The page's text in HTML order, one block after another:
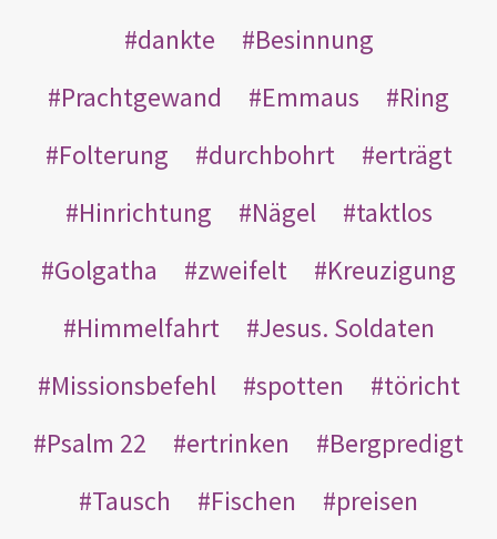
dankte
Besinnung
Prachtgewand
Emmaus
Ring
Folterung
durchbohrt
erträgt
Hinrichtung
Nägel
taktlos
Golgatha
zweifelt
Kreuzigung
Himmelfahrt
Jesus. Soldaten
Missionsbefehl
spotten
töricht
Psalm 22
ertrinken
Bergpredigt
Tausch
Fischen
preisen